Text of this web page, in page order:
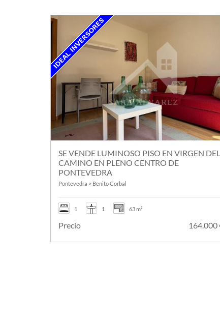
SE VENDE LUMINOSO PISO EN VIRGEN DEL
CAMINO EN PLENO CENTRO DE
PONTEVEDRA
Pontevedra > Benito Corbal
1 1 63 m²
Precio 164.000